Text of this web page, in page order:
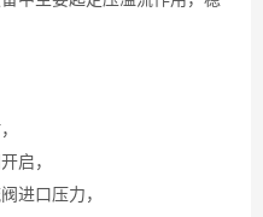
启，
进口压力，